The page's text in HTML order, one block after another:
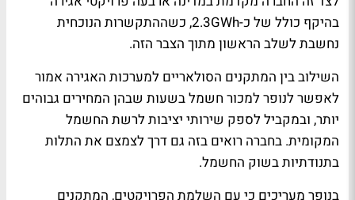
בהיקף כולל של כ-2.3GWh, כשההתקשרות הנוכחית
נחשבת לשלב הראשון מתוך הצבר הזה.
השילוב בין המתקנים הסולאריים למערכות האגירה אמור
לאפשר לנופר למכור חשמל בשעות שבהן המחירים גבוהים
יותר, ובמקביל לספק שירותי יציבות לרשת החשמל
המקומית. בחברה רואים בזה גם דרך לצמצם את התלות
בתנודתיות בשוק החשמל.
בנופר מעריכים כי עם השלמת הפרויקטים, המתקנים